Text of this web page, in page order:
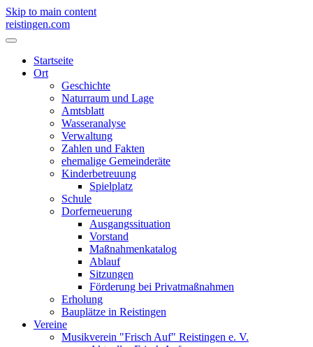
Skip to main content
reistingen.com
Startseite
Ort
Geschichte
Naturraum und Lage
Amtsblatt
Wasseranalyse
Verwaltung
Zahlen und Fakten
ehemalige Gemeinderäte
Kinderbetreuung
Spielplatz
Schule
Dorferneuerung
Ausgangssituation
Vorstand
Maßnahmenkatalog
Ablauf
Sitzungen
Förderung bei Privatmaßnahmen
Erholung
Bauplätze in Reistingen
Vereine
Musikverein "Frisch Auf" Reistingen e. V.